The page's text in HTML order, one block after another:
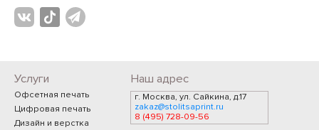
Услуги
Офсетная печать
Цифровая печать
Дизайн и верстка
Наш адрес
г. Москва, ул. Сайкина, д.17
zakaz@stolitsaprint.ru
8 (495) 728-09-56